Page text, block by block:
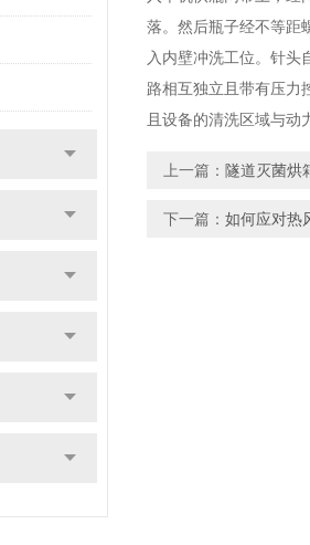
落。然后瓶子经不等距
入内壁冲洗工位。针
路相互独立且带有压力
且设备的清洗区域与
上一篇： 隧道灭菌烘
下一篇： 如何应对热